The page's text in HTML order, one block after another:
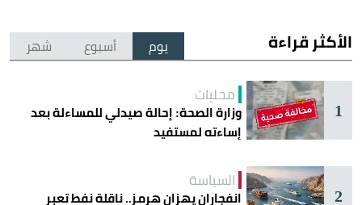
الأكثر قراءة يوم أسبوع شهر
1
محليات
وزارة الصحة: إحالة صيدلي للمساءلة بعد
إساءته لمستفيد
2
السياسة
انفجاران يهزان هرمز.. ناقلة نفط تعبر